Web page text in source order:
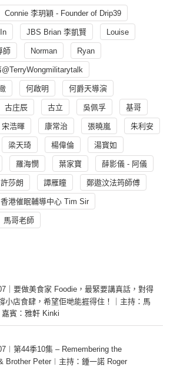
Connie 李玥穎 - Founder of Drip39
In JBS Brian 李凱賢 Louise
師 Norman Ryan
何啟明 何爵天導演
古庄辰 古立 吳佩孚 基哥
宋浩暉 康常治 張曉嵐 朱利安
梁天琦 楊偉倫 湯寳如
羅海憫 葉家寶 薛影儀 - 阿儀
許莎朗 譚雁瞳 鄭遨汶法筠師傅
香港催眠輔導中心 Tim Sir
馬哥老師
｜要做美食家 Foodie，最緊要講真話，對得
小店食肆，希望佢哋能捱得住！｜主持：馬
賓：雅軒 Kinki
第44季10集 – Remembering the
Brother Peter︱主持：鍾一諾 Roger